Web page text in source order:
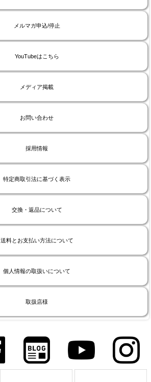
メルマガ申込/停止
YouTubeはこちら
メディア掲載
お問い合わせ
採用情報
特定商取引法に基づく表示
交換・返品について
送料とお支払い方法について
個人情報の取扱いについて
取扱店様